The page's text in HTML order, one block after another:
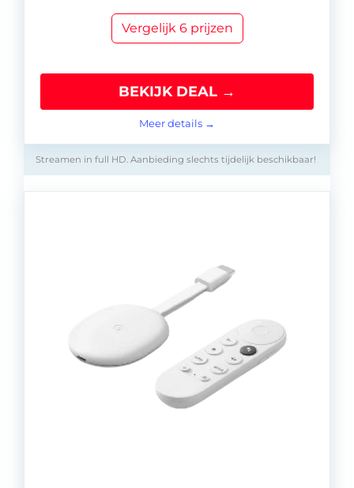
Vergelijk 6 prijzen
BEKIJK DEAL →
Meer details →
Streamen in full HD. Aanbieding slechts tijdelijk beschikbaar!